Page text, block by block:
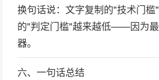
换句话说：文字复制的"技术门
的"判定门槛"越来越低——因为
器。
六、一句话总结